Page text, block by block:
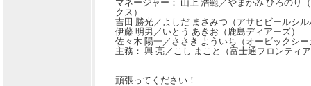
マネージャー： 山上 浩範／やまかみ ひろのり
クス）
吉田 勝光／よしだ まさみつ（アサヒビールシ
伊藤 明男／いとう あきお（鹿島ディアーズ）
佐々木 陽一／ささき よういち（オービックシ
主務： 輿 亮／こし まこと（富士通フロンティ
頑張ってください！